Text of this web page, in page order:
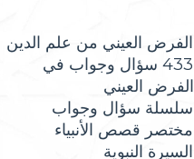
الفرض العيني من علم الدين
433 سؤال وجواب في
الفرض العيني
سلسلة سؤال وجواب
مختصر قصص الأنبياء
السيرة النبوية